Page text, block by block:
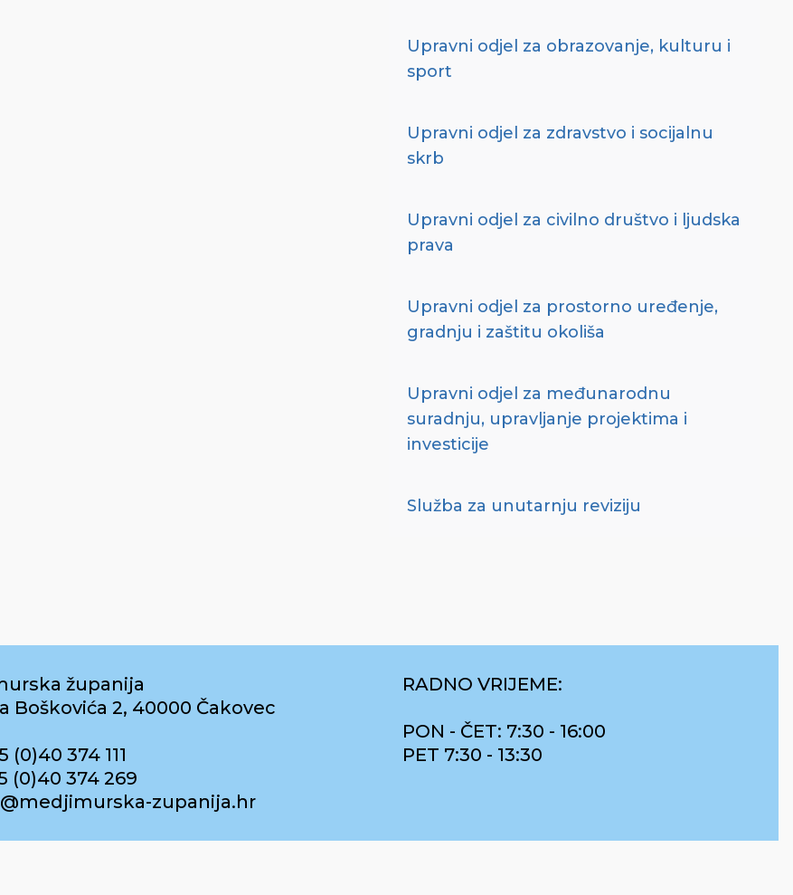
Upravni odjel za obrazovanje, kulturu i
sport
Upravni odjel za zdravstvo i socijalnu
skrb
Upravni odjel za civilno društvo i ljudska
prava
Upravni odjel za prostorno uređenje,
gradnju i zaštitu okoliša
Upravni odjel za međunarodnu
suradnju, upravljanje projektima i
investicije
Služba za unutarnju reviziju
županija
Boškovića 2, 40000 Čakovec
(0)40 374 111
(0)40 374 269
zupanija.hr
RADNO VRIJEME:
PON - ČET: 7:30 - 16:00
PET 7:30 - 13:30